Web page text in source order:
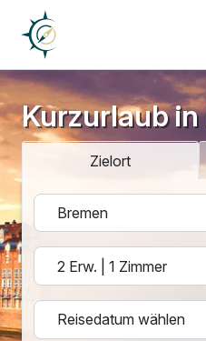
Kurzurlaub
Zielort